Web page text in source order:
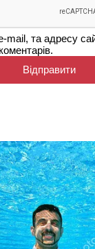
mail, та адресу